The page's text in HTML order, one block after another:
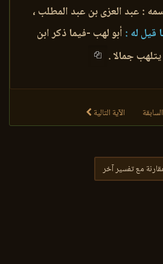
: عبد العزى بن عبد المطلب ،
قيل له : أبو لهب -فيما ذكر ابن
جمالا .
الآية التالية
مع تفسير آخر